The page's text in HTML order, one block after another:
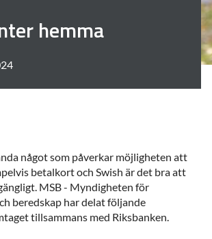
hemma
något som påverkar möjligheten att
betalkort och Swish är det bra att
MSB - Myndigheten för
beredskap har delat följande
tillsammans med Riksbanken.